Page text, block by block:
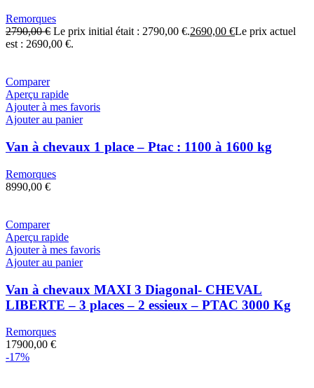
Remorques
2790,00€ Le prix initial était : 2790,00 €.2690,00 €Le prix actuel
est : 2690,00 €.
Comparer
Aperçu rapide
Ajouter à mes favoris
Ajouter au panier
Van à chevaux 1 place – Ptac : 1100 à 1600 kg
Remorques
8990,00 €
Comparer
Aperçu rapide
Ajouter à mes favoris
Ajouter au panier
Van à chevaux MAXI 3 Diagonal- CHEVAL
LIBERTE – 3 places – 2 essieux – PTAC 3000 Kg
Remorques
17900,00 €
-17%